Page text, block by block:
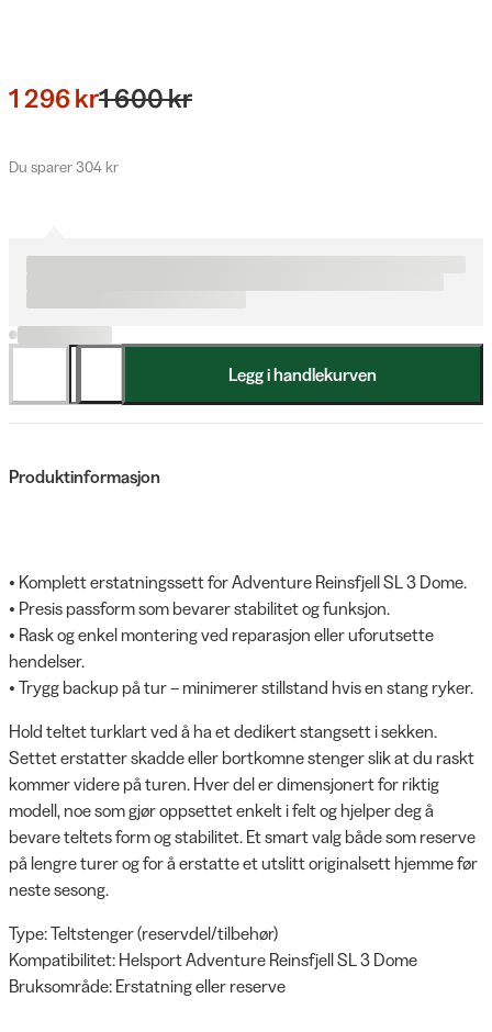
1 296 kr1 600 kr
Du sparer 304 kr
Legg i handlekurven
Produktinformasjon
• Komplett erstatningssett for Adventure Reinsfjell SL 3 Dome.
• Presis passform som bevarer stabilitet og funksjon.
• Rask og enkel montering ved reparasjon eller uforutsette
hendelser.
• Trygg backup på tur – minimerer stillstand hvis en stang ryker.
Hold teltet turklart ved å ha et dedikert stangsett i sekken.
Settet erstatter skadde eller bortkomne stenger slik at du raskt
kommer videre på turen. Hver del er dimensjonert for riktig
modell, noe som gjør oppsettet enkelt i felt og hjelper deg å
bevare teltets form og stabilitet. Et smart valg både som reserve
på lengre turer og for å erstatte et utslitt originalsett hjemme før
neste sesong.
Type: Teltstenger (reservdel/tilbehør)
Kompatibilitet: Helsport Adventure Reinsfjell SL 3 Dome
Bruksområde: Erstatning eller reserve